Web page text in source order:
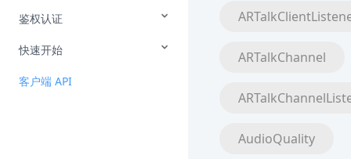
鉴权认证
快速开始
客户端 API
ARTalkChannel
AudioQuality